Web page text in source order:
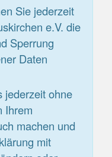
Sie jederzeit
e.V. die
Sperrung
Daten
jederzeit ohne
Ihrem
machen und
mit